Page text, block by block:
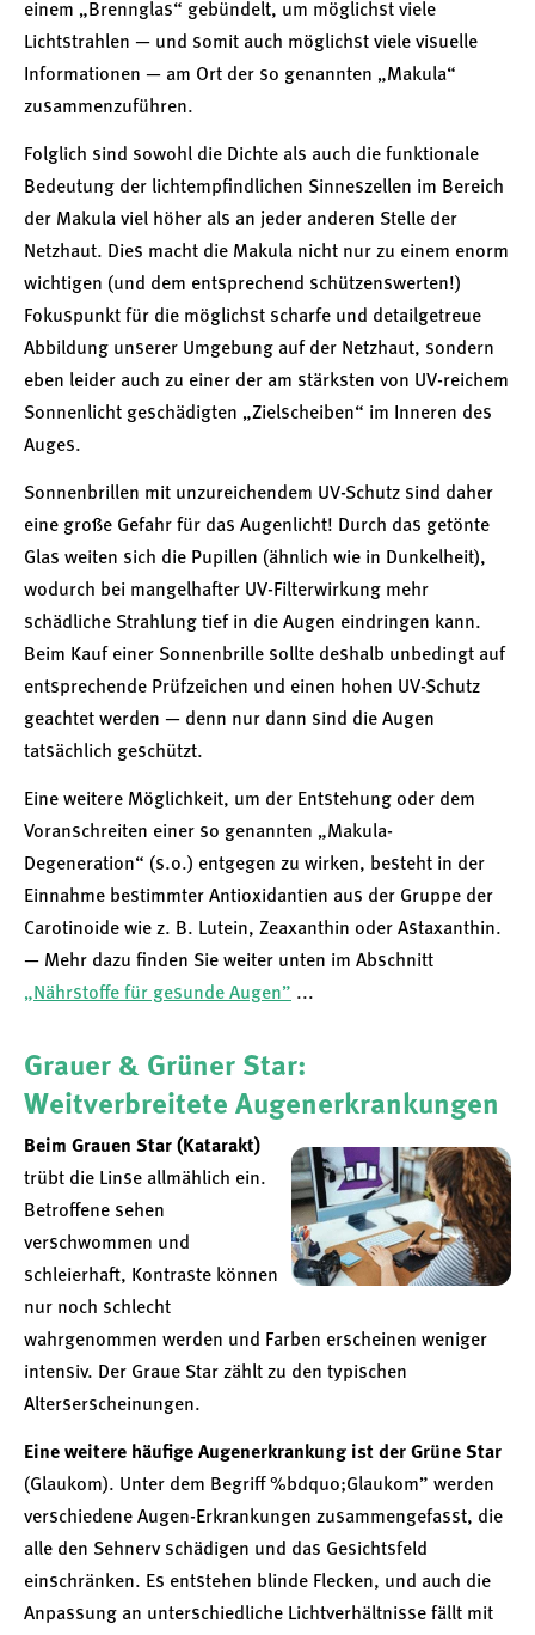
einem „Brennglas“ gebündelt, um möglichst viele
Lichtstrahlen — und somit auch möglichst viele visuelle
Informationen — am Ort der so genannten „Makula“
zusammenzuführen.
Folglich sind sowohl die Dichte als auch die funktionale
Bedeutung der lichtempfindlichen Sinneszellen im Bereich
der Makula viel höher als an jeder anderen Stelle der
Netzhaut. Dies macht die Makula nicht nur zu einem enorm
wichtigen (und dem entsprechend schützenswerten!)
Fokuspunkt für die möglichst scharfe und detailgetreue
Abbildung unserer Umgebung auf der Netzhaut, sondern
eben leider auch zu einer der am stärksten von UV-reichem
Sonnenlicht geschädigten „Zielscheiben“ im Inneren des
Auges.
Sonnenbrillen mit unzureichendem UV-Schutz sind daher
eine große Gefahr für das Augenlicht! Durch das getönte
Glas weiten sich die Pupillen (ähnlich wie in Dunkelheit),
wodurch bei mangelhafter UV-Filterwirkung mehr
schädliche Strahlung tief in die Augen eindringen kann.
Beim Kauf einer Sonnenbrille sollte deshalb unbedingt auf
entsprechende Prüfzeichen und einen hohen UV-Schutz
geachtet werden — denn nur dann sind die Augen
tatsächlich geschützt.
Eine weitere Möglichkeit, um der Entstehung oder dem
Voranschreiten einer so genannten „Makula-
Degeneration“ (s.o.) entgegen zu wirken, besteht in der
Einnahme bestimmter Antioxidantien aus der Gruppe der
Carotinoide wie z. B. Lutein, Zeaxanthin oder Astaxanthin.
— Mehr dazu finden Sie weiter unten im Abschnitt
„Nährstoffe für gesunde Augen” ...
Grauer & Grüner Star:
Weitverbreitete Augenerkrankungen
Beim Grauen Star (Katarakt)
trübt die Linse allmählich ein.
Betroffene sehen
verschwommen und
schleierhaft, Kontraste können
nur noch schlecht
wahrgenommen werden und Farben erscheinen weniger
intensiv. Der Graue Star zählt zu den typischen
Alterserscheinungen.
Eine weitere häufige Augenerkrankung ist der Grüne Star
(Glaukom). Unter dem Begriff %bdquo;Glaukom” werden
verschiedene Augen-Erkrankungen zusammengefasst, die
alle den Sehnerv schädigen und das Gesichtsfeld
einschränken. Es entstehen blinde Flecken, und auch die
Anpassung an unterschiedliche Lichtverhältnisse fällt mit